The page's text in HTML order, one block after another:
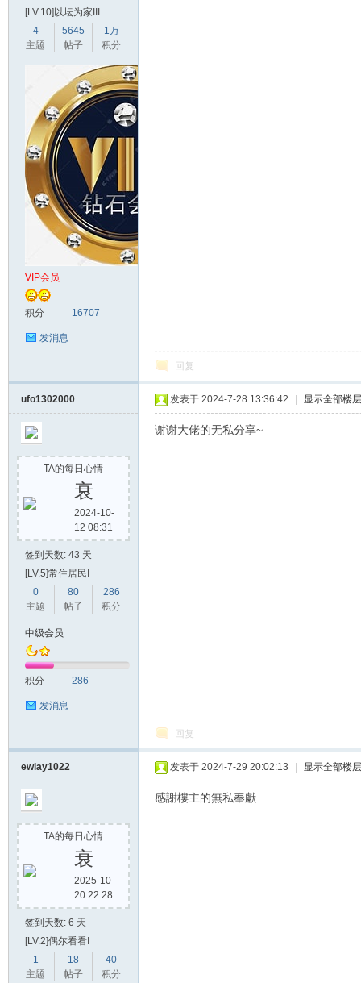
[LV.10]以坛为家III
4
主题
5645
帖子
1万
积分
VIP会员
积分 16707
发消息
回复
ufo1302000
TA的每日心情
衰
2024-10-
12 08:31
签到天数: 43 天
[LV.5]常住居民I
0
主题
80
帖子
286
积分
中级会员
积分 286
发消息
发表于 2024-7-28 13:36:42 显示全部楼层
谢谢大佬的无私分享~
回复
ewlay1022
TA的每日心情
衰
2025-10-
20 22:28
签到天数: 6 天
[LV.2]偶尔看看I
1
主题
18
帖子
40
积分
发表于 2024-7-29 20:02:13 显示全部楼层
感謝樓主的無私奉獻